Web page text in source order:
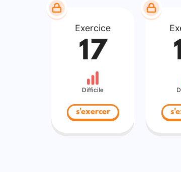
Exercice
17
Difficile
s'exercer